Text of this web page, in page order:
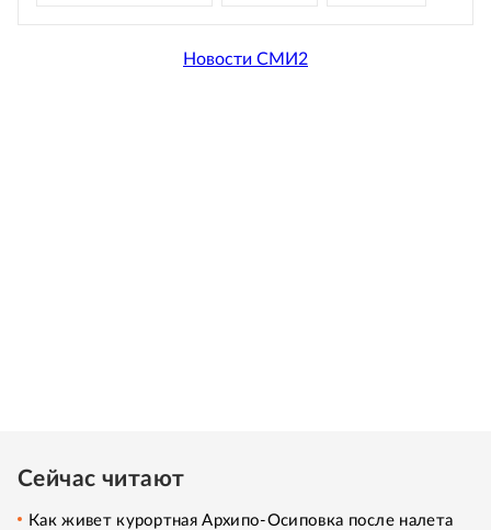
Новости СМИ2
Сейчас читают
Как живет курортная Архипо-Осиповка после налета